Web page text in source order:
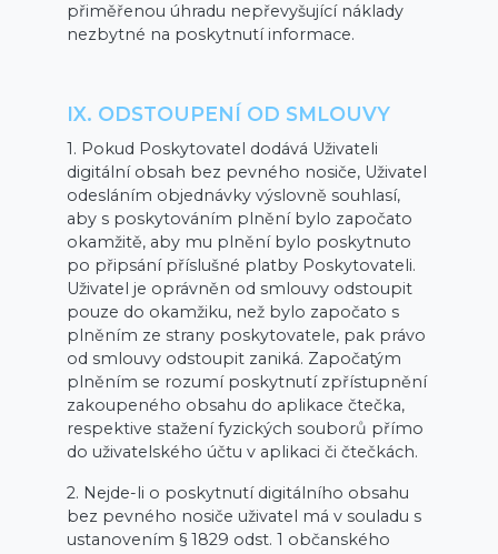
přiměřenou úhradu nepřevyšující náklady
nezbytné na poskytnutí informace.
IX. ODSTOUPENÍ OD SMLOUVY
1. Pokud Poskytovatel dodává Uživateli
digitální obsah bez pevného nosiče, Uživatel
odesláním objednávky výslovně souhlasí,
aby s poskytováním plnění bylo započato
okamžitě, aby mu plnění bylo poskytnuto
po připsání příslušné platby Poskytovateli.
Uživatel je oprávněn od smlouvy odstoupit
pouze do okamžiku, než bylo započato s
plněním ze strany poskytovatele, pak právo
od smlouvy odstoupit zaniká. Započatým
plněním se rozumí poskytnutí zpřístupnění
zakoupeného obsahu do aplikace čtečka,
respektive stažení fyzických souborů přímo
do uživatelského účtu v aplikaci či čtečkách.
2. Nejde-li o poskytnutí digitálního obsahu
bez pevného nosiče uživatel má v souladu s
ustanovením § 1829 odst. 1 občanského